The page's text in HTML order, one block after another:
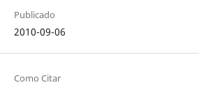
Publicado
2010-09-06
Como Citar